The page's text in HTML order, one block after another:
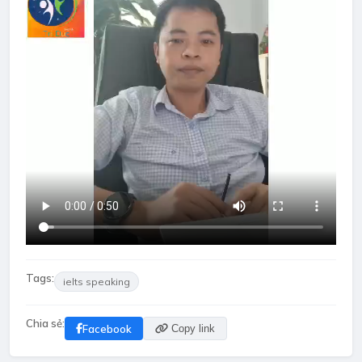
Tags: ielts speaking
Chia sẻ: Facebook Copy link